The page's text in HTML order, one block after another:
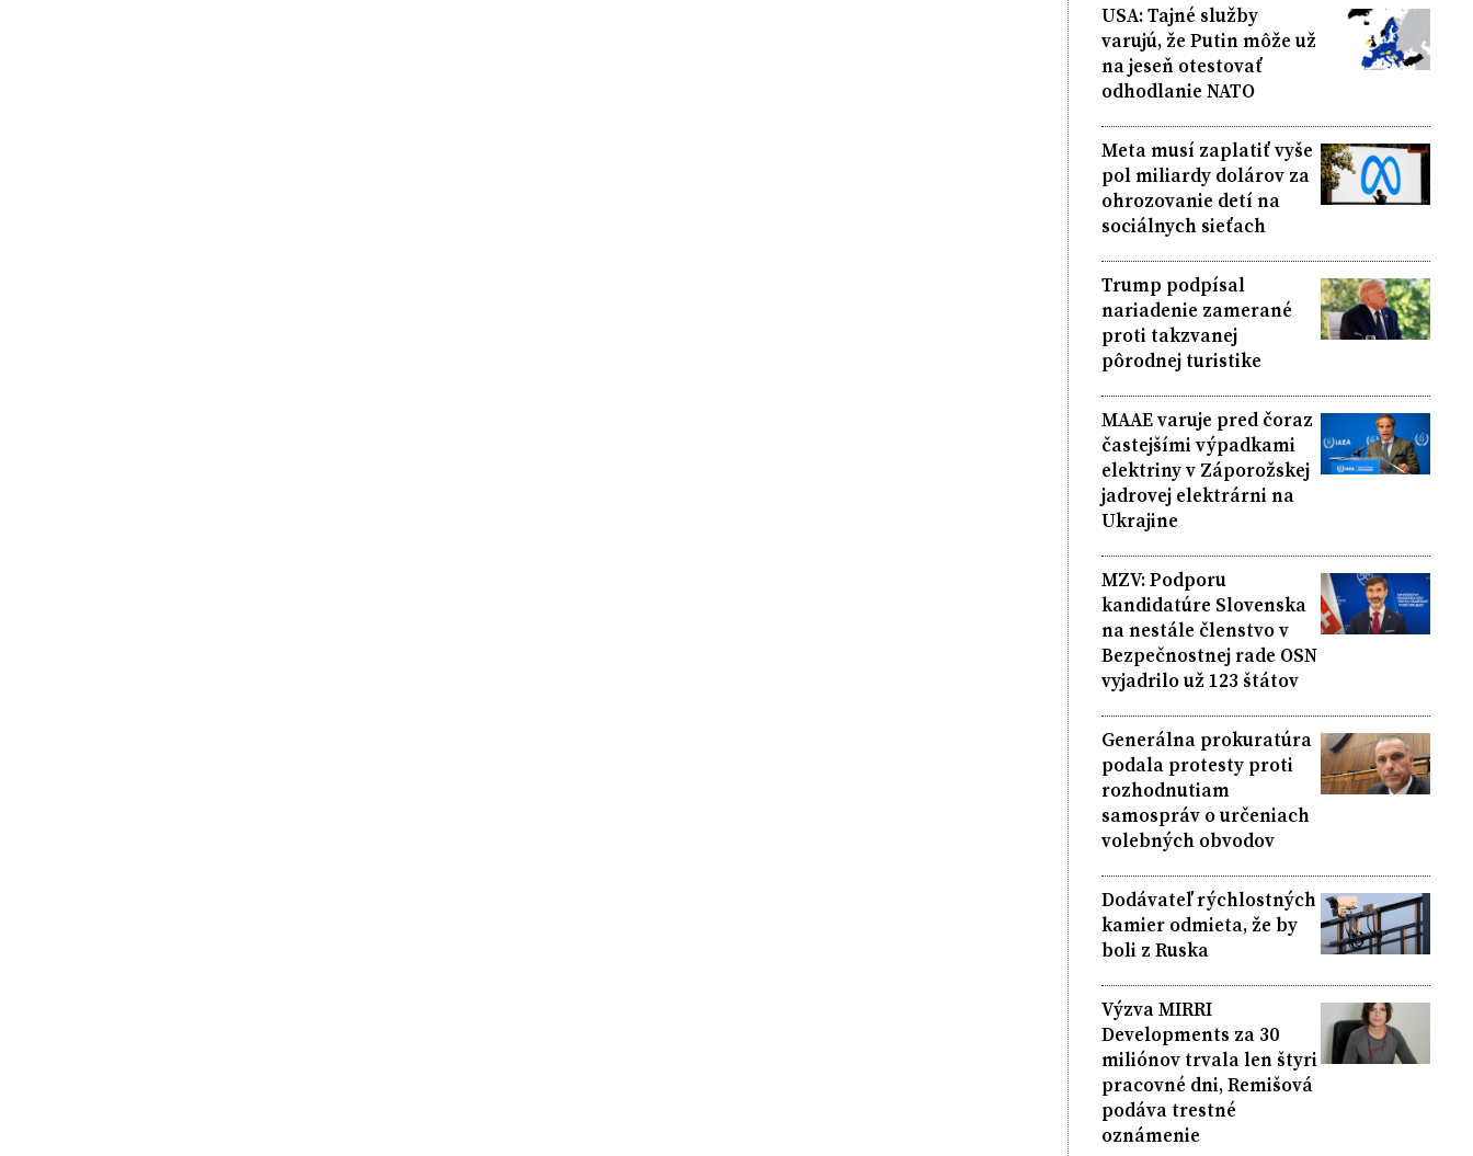
USA: Tajné služby
varujú, že Putin môže už
na jeseň otestovať
odhodlanie NATO
Meta musí zaplatiť vyše
pol miliardy dolárov za
ohrozovanie detí na
sociálnych sieťach
Trump podpísal
nariadenie zamerané
proti takzvanej
pôrodnej turistike
MAAE varuje pred čoraz
častejšími výpadkami
elektriny v Záporožskej
jadrovej elektrárni na
Ukrajine
MZV: Podporu
kandidatúre Slovenska
na nestále členstvo v
Bezpečnostnej rade OSN
vyjadrilo už 123 štátov
Generálna prokuratúra
podala protesty proti
rozhodnutiam
samospráv o určeniach
volebných obvodov
Dodávateľ rýchlostných
kamier odmieta, že by
boli z Ruska
Výzva MIRRI
Developments za 30
miliónov trvala len štyri
pracovné dni, Remišová
podáva trestné
oznámenie